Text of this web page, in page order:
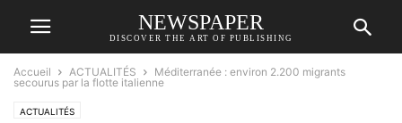
NEWSPAPER
DISCOVER THE ART OF PUBLISHING
Accueil ACTUALITÉS
Méditerranée : environ 2.200 migrants
secourus par la flotte italienne
ACTUALITÉS